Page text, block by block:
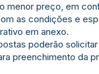
menor preço, em
as condições e
em anexo.
poderão
preenchimento da